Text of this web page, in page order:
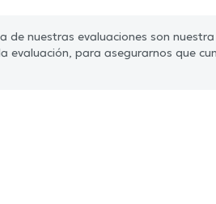
de nuestras evaluaciones son
evaluación, para asegurarnos que